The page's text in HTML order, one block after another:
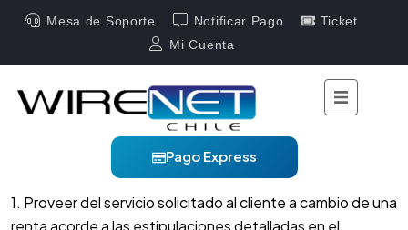
Mesa de Soporte Notificar Pago
Ticket
Mi Cuenta
Pago Express
Obligaciones
de WireNet Chile
1. Proveer del servicio solicitado al cliente a cambio de una
renta acorde a las estipulaciones detalladas en el